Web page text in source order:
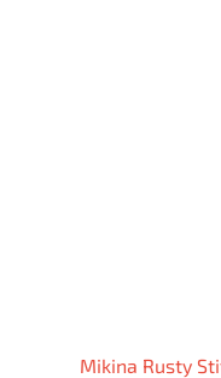
Mikina Rusty